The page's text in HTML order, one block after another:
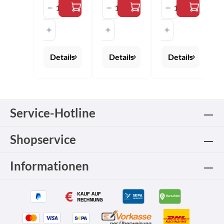
Produkt Anzahl: Gib den
Details
Produkt Anzahl: Gib
Details
Produkt
Details
Service-Hotline
Shopservice
Informationen